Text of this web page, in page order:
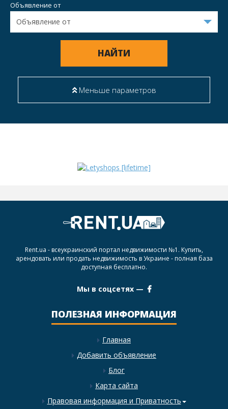
Объявление от
НАЙТИ
Меньше параметров
Rent.ua - всеукраинский портал недвижимости №1. Купить,
арендовать или продать недвижимость в Украине - полная база
доступная бесплатно.
Мы в соцсетях —
ПОЛЕЗНАЯ ИНФОРМАЦИЯ
Главная
Добавить объявление
Блог
Карта сайта
Правовая информация и Приватность